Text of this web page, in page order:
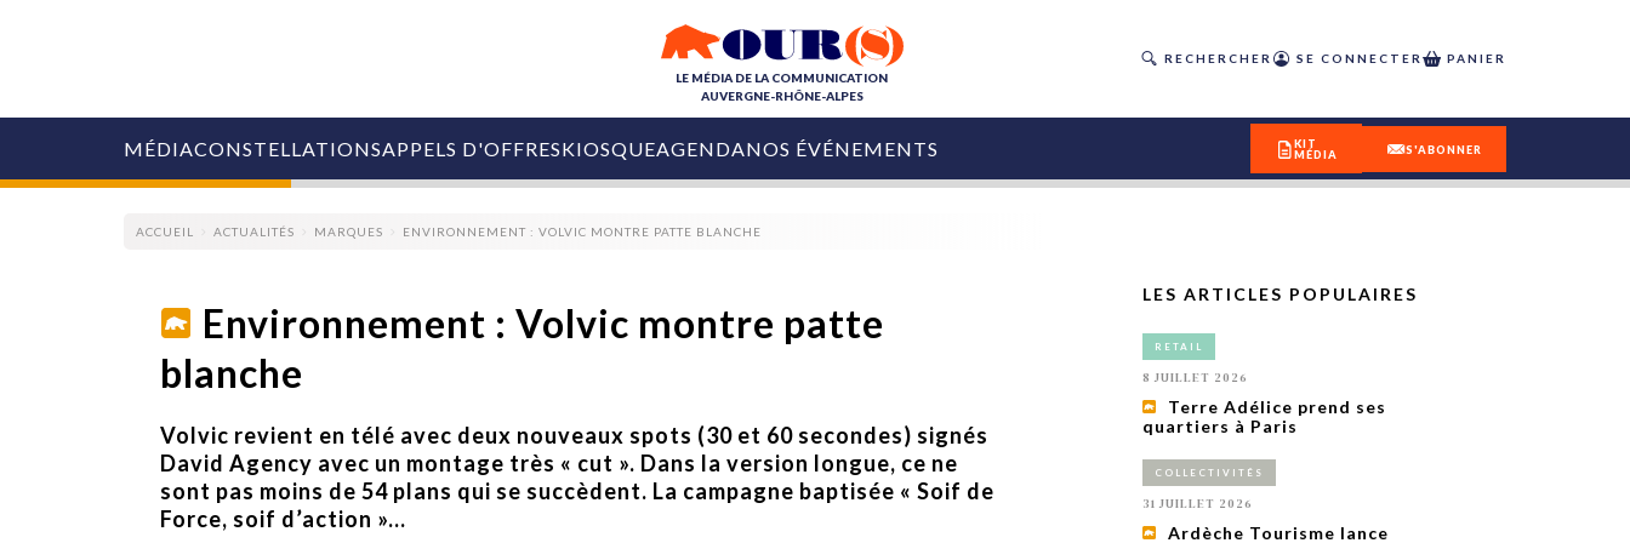
LE MÉDIA DE LA COMMUNICATION
AUVERGNE-RHÔNE-ALPES
RECHERCHER SE CONNECTER PANIER
MÉDIA
COLLECTIVITÉS
AGENCES
RETAIL
MÉDIAS
MANAGEMENT
ÉVÉNEMENTIELS
Nice : Denis Zanon
est décédé
Tourisme lance
Ardèche Trip
Planner
29 JUILLET 2026
[Debrief] Loire Tourisme
mise sur la déconnexion en
CONSTELLATIONSAPPELS D'OFFRESKIOSQUEAGENDANOS ÉVÉNEMENTS
OURS DU DIGITAL
INFLUENCE IA
KIT
MÉDIA
S'ABONNER
ACCUEIL ACTUALITÉS MARQUES ENVIRONNEMENT : VOLVIC MONTRE PATTE BLANCHE
Environnement : Volvic montre patte
blanche
Volvic revient en télé avec deux nouveaux spots (30 et 60 secondes) signés
David Agency avec un montage très « cut ». Dans la version longue, ce ne
sont pas moins de 54 plans qui se succèdent. La campagne baptisée « Soif de
Force, soif d’action »...
LES ARTICLES POPULAIRES
RETAIL
8 JUILLET 2026
Terre Adélice prend ses
quartiers à Paris
COLLECTIVITÉS
31 JUILLET 2026
Ardèche Tourisme lance